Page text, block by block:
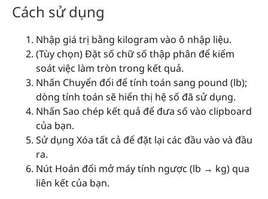
Cách sử dụng
Nhập giá trị bằng kilogram vào ô nhập liệu.
(Tùy chọn) Đặt số chữ số thập phân để kiểm
soát việc làm tròn trong kết quả.
Nhấn Chuyển đổi để tính toán sang pound (lb);
dòng tính toán sẽ hiển thị hệ số đã sử dụng.
Nhấn Sao chép kết quả để đưa số vào clipboard
của bạn.
Sử dụng Xóa tất cả để đặt lại các đầu vào và đầu
ra.
Nút Hoán đổi mở máy tính ngược (lb → kg) qua
liên kết của bạn.